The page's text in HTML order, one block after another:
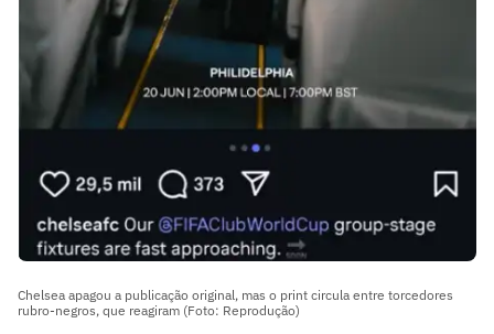
Chelsea apagou a publicação original, mas o print circula entre torcedores
rubro-negros, que reagiram (Foto: Reprodução)